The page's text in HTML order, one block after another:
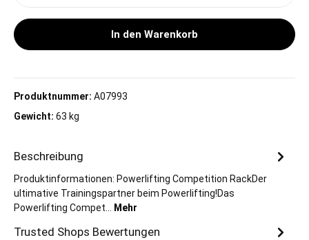
In den Warenkorb
Produktnummer: A07993
Gewicht: 63 kg
Beschreibung
Produktinformationen: Powerlifting Competition RackDer
ultimative Trainingspartner beim Powerlifting!Das
Powerlifting Compet…
Mehr
Trusted Shops Bewertungen